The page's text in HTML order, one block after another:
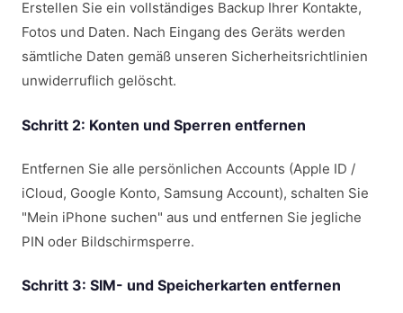
Erstellen Sie ein vollständiges Backup Ihrer Kontakte,
Fotos und Daten. Nach Eingang des Geräts werden
sämtliche Daten gemäß unseren Sicherheitsrichtlinien
unwiderruflich gelöscht.
Schritt 2: Konten und Sperren entfernen
Entfernen Sie alle persönlichen Accounts (Apple ID /
iCloud, Google Konto, Samsung Account), schalten Sie
"Mein iPhone suchen" aus und entfernen Sie jegliche
PIN oder Bildschirmsperre.
Schritt 3: SIM- und Speicherkarten entfernen